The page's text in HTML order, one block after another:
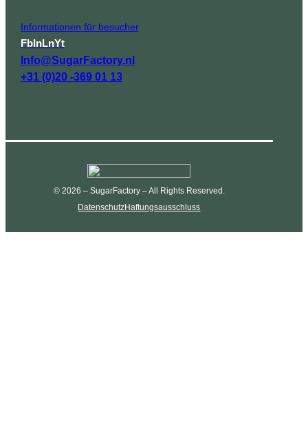
Informationen für besucher
FbInLnYt
Info@SugarFactory.nl
+31 (0)20 -369 01 13
© 2026 – SugarFactory – All Rights Reserved.
DatenschutzHaftungsausschluss